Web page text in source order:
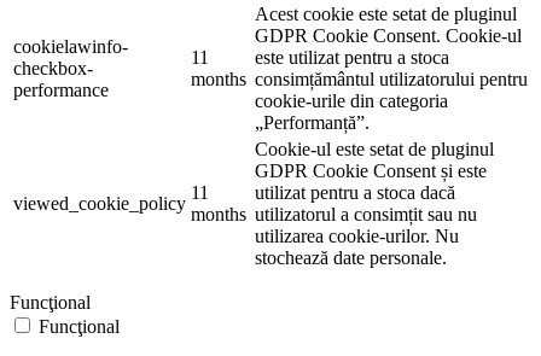
cookielawinfo-
checkbox-
performance
11
months
Acest cookie este setat de pluginul
GDPR Cookie Consent. Cookie-ul
este utilizat pentru a stoca
consimțământul utilizatorului pentru
cookie-urile din categoria
„Performanță”.
viewed_cookie_policy
11
months
Cookie-ul este setat de pluginul
GDPR Cookie Consent și este
utilizat pentru a stoca dacă
utilizatorul a consimțit sau nu
utilizarea cookie-urilor. Nu
stochează date personale.
Funcţional
Funcţional